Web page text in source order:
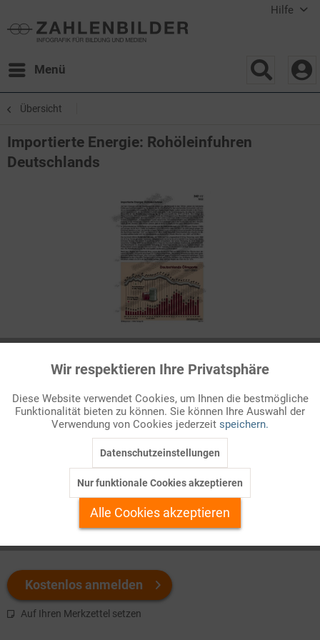
Hilfe
Menü
Übersicht
Importierte Energie: Rohöleinfuhren
Deutschlands
Energiemix. Aber es muss aus dem Ausland eingeführt werden.
Wie viel importiert Deutschland jährlich? Und wie teuer sind
Welchen Download brauchen Sie?
Kostenlos anmelden
Auf Ihren Merkzettel setzen
Funktionale Aktiv
Marketing Inaktiv
Personalisierung Inaktiv
Service
Wir respektieren Ihre Privatsphäre
Diese Website verwendet Cookies, um Ihnen die bestmögliche
Funktionalität bieten zu können. Sie können Ihre Auswahl der
Verwendung von Cookies jederzeit speichern.
Datenschutzeinstellungen
Nur funktionale Cookies akzeptieren
Alle Cookies akzeptieren